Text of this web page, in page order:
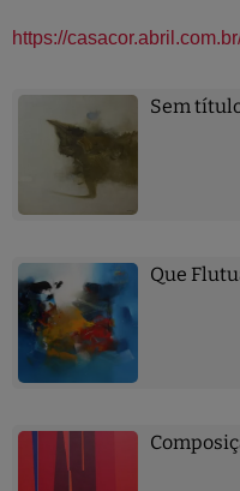
https://
Sem
Que